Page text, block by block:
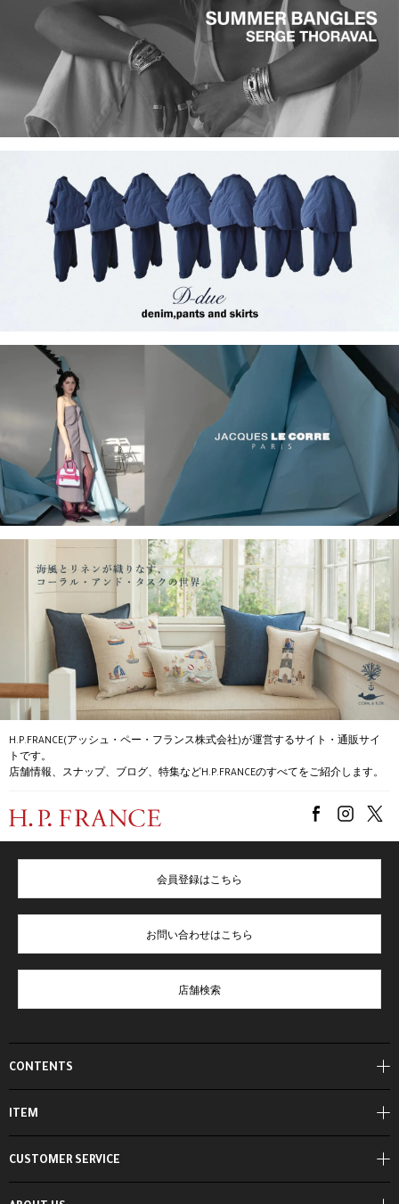
H.P.FRANCE(アッシュ・ペー・フランス株式会社)が運営するサイト・通販サイ
トです。
店舗情報、スナップ、ブログ、特集などH.P.FRANCEのすべてをご紹介します。
CONTENTS
ITEM
会員登録はこちら
お問い合わせはこちら
店舗検索
CUSTOMER SERVICE